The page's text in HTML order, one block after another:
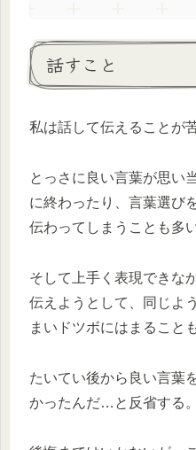
話すこと
私は話して伝えることが
とっさに良い言葉が思い
に終わったり、言葉選び
伝わってしまうことも多い
そして上手く表現できな
伝えようとして、同じよ
まいドツボにはまること
たいてい後から良い言葉
かったんだ…と反省する。